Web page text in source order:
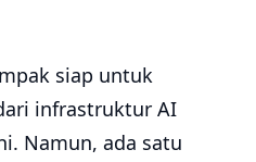
siap untuk
infrastruktur AI
Namun, ada satu